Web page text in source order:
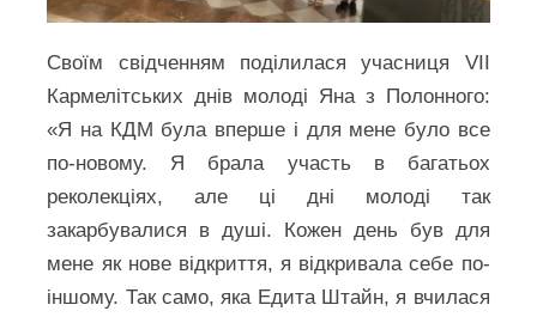
Своїм свідченням поділилася учасниця VII
Кармелітських днів молоді Яна з Полонного:
«Я на КДМ була вперше і для мене було все
по-новому. Я брала участь в багатьох
реколекціях, але ці дні молоді так
закарбувалися в душі. Кожен день був для
мене як нове відкриття, я відкривала себе по-
іншому. Так само, яка Едита Штайн, я вчилася